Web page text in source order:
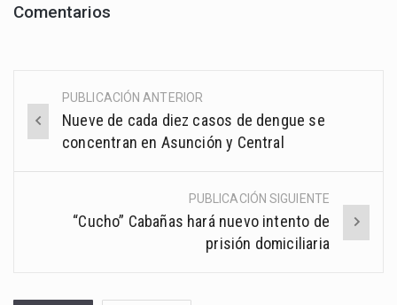
Comentarios
Post
navigation
PUBLICACIÓN ANTERIOR
Nueve de cada diez casos de dengue se
concentran en Asunción y Central
PUBLICACIÓN SIGUIENTE
“Cucho” Cabañas hará nuevo intento de
prisión domiciliaria